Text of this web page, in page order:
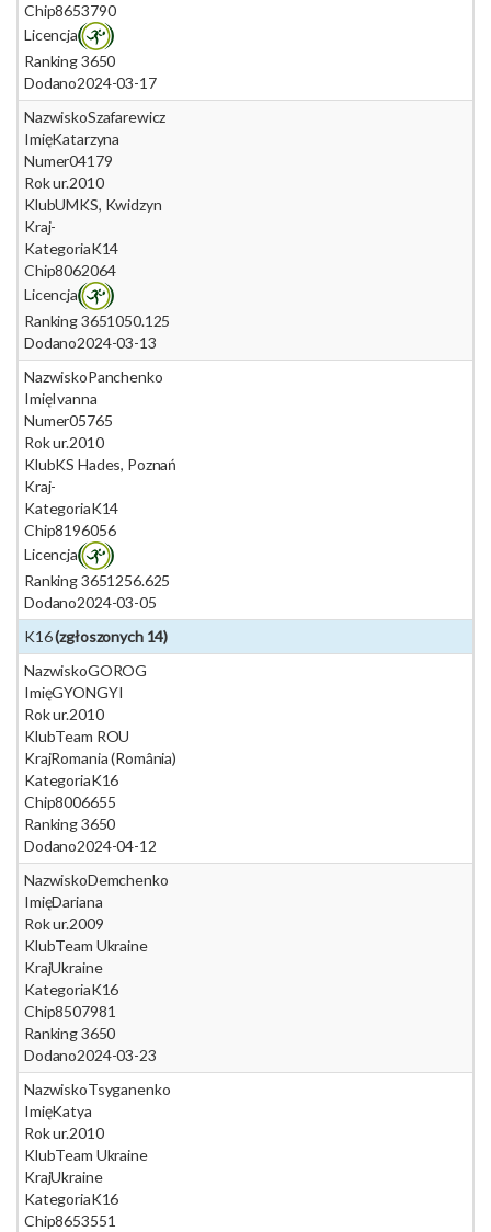
Chip8653790
Licencja
Ranking 3650
Dodano2024-03-17
NazwiskoSzafarewicz
ImięKatarzyna
Numer04179
Rok ur.2010
KlubUMKS, Kwidzyn
Kraj-
KategoriaK14
Chip8062064
Licencja
Ranking 3651050.125
Dodano2024-03-13
NazwiskoPanchenko
ImięIvanna
Numer05765
Rok ur.2010
KlubKS Hades, Poznań
Kraj-
KategoriaK14
Chip8196056
Licencja
Ranking 3651256.625
Dodano2024-03-05
K16(zgłoszonych 14)
NazwiskoGOROG
ImięGYONGYI
Rok ur.2010
KlubTeam ROU
KrajRomania (România)
KategoriaK16
Chip8006655
Ranking 3650
Dodano2024-04-12
NazwiskoDemchenko
ImięDariana
Rok ur.2009
KlubTeam Ukraine
KrajUkraine
KategoriaK16
Chip8507981
Ranking 3650
Dodano2024-03-23
NazwiskoTsyganenko
ImięKatya
Rok ur.2010
KlubTeam Ukraine
KrajUkraine
KategoriaK16
Chip8653551